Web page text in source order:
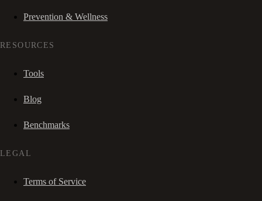
Prevention & Wellness
RESOURCES
Tools
Blog
Benchmarks
LEGAL
Terms of Service